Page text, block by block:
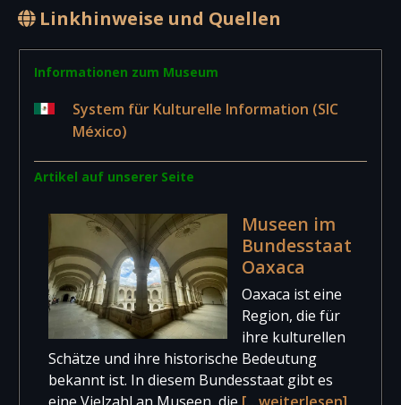
Linkhinweise und Quellen
Informationen zum Museum
System für Kulturelle Information (SIC
México)
Artikel auf unserer Seite
Museen im
Bundesstaat
Oaxaca
Oaxaca ist eine
Region, die für
ihre kulturellen
Schätze und ihre historische Bedeutung
bekannt ist. In diesem Bundesstaat gibt es
eine Vielzahl an Museen, die […weiterlesen]